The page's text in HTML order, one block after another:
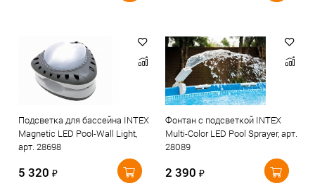
Подсветка для бассейна INTEX
Magnetic LED Pool-Wall Light,
арт. 28698
5 320 ₽
Фонтан с подсветкой INTEX
Multi-Color LED Pool Sprayer, арт.
28089
2 390 ₽